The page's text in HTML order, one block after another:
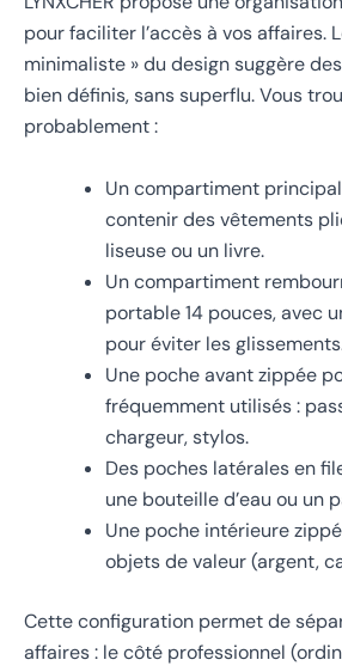
pour faciliter l’accès à vos affaires.
minimaliste » du design suggère
bien définis, sans superflu. Vous
probablement :
Un compartiment
contenir des vêtements
liseuse ou un livre.
Un compartiment
portable 14 pouces, avec
pour éviter les
Une poche avant zippée
fréquemment utilisés :
chargeur, stylos.
Des poches latérales en
une bouteille d’eau ou un
Une poche intérieure
objets de valeur (argent,
Cette configuration permet de
affaires : le côté professionnel